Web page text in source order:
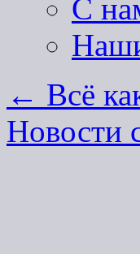
С
← Всё
Новости